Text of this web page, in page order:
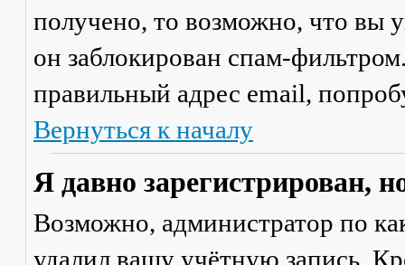
получено, то возможно, что вы
он заблокирован спам-
правильный адрес email,
Вернуться к началу
Я давно зарегистрирован,
Возможно, администратор по
удалил вашу учётную запись.